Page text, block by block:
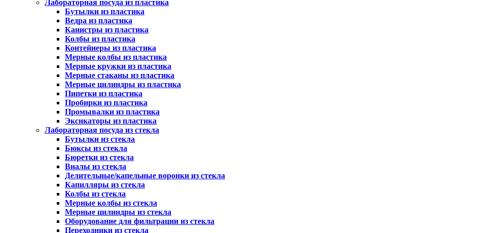
Лабораторная посуда из пластика
Бутылки из пластика
Ведра из пластика
Канистры из пластика
Колбы из пластика
Контейнеры из пластика
Мерные колбы из пластика
Мерные кружки из пластика
Мерные стаканы из пластика
Мерные цилиндры из пластика
Пипетки из пластика
Пробирки из пластика
Промывалки из пластика
Эксикаторы из пластика
Лабораторная посуда из стекла
Бутылки из стекла
Бюксы из стекла
Бюретки из стекла
Виалы из стекла
Делительные/капельные воронки из стекла
Капилляры из стекла
Колбы из стекла
Мерные колбы из стекла
Мерные цилиндры из стекла
Оборудование для фильтрации из стекла
Переходники из стекла